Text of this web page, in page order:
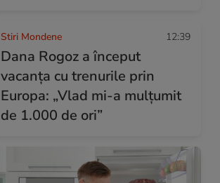
Stiri Mondene 12:39
Dana Rogoz a început
vacanța cu trenurile prin
Europa: „Vlad mi-a mulțumit
de 1.000 de ori”